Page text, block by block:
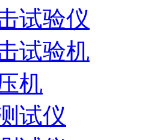
试验仪
试验机
机
试仪